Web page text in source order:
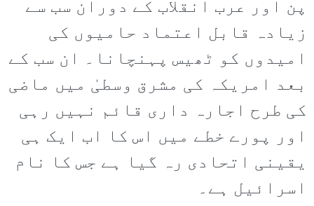
پن اور عرب انقلاب کے دوران سب سے
زیادہ قابل اعتماد حامیوں کی
امیدوں کو ٹھیس پہنچانا۔ ان سب کے
بعد امریکہ کی مشرق وسطیٰ میں ماضی
کی طرح اجارہ داری قائم نہیں رہی
اور پورے خطے میں اس کا اب ایک ہی
یقینی اتحادی رہ گیا ہے جس کا نام
اسرائیل ہے۔